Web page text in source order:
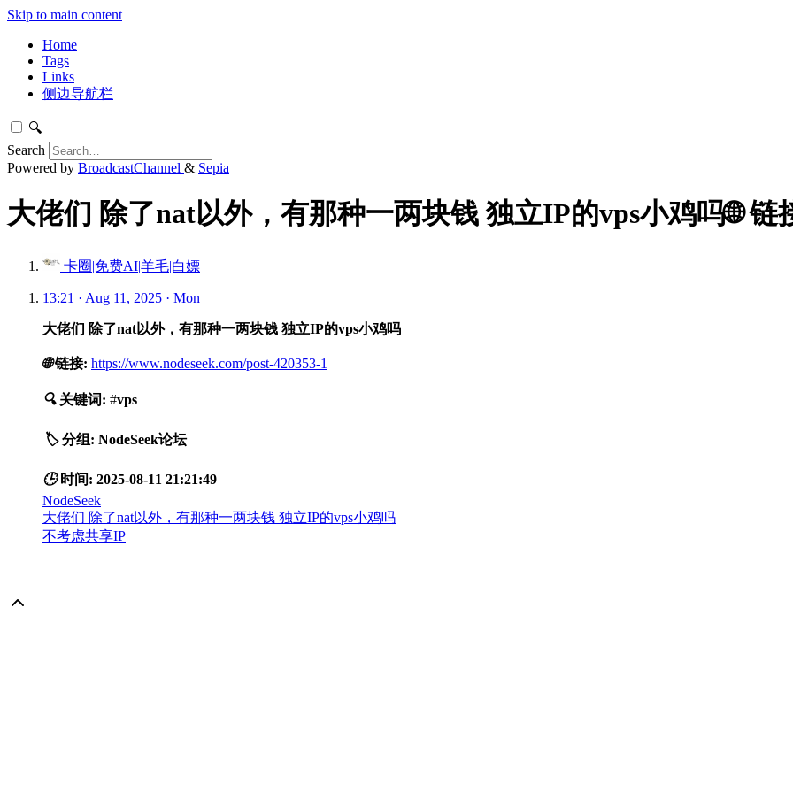
Skip to main content
Home
Tags
Links
侧边导航栏
🔍
Search
Powered by BroadcastChannel & Sepia
大佬们 除了nat以外，有那种一两块钱 独立IP的vps小鸡吗🌐 链
卡圈|免费AI|羊毛|白嫖
13:21 · Aug 11, 2025 · Mon
大佬们 除了nat以外，有那种一两块钱 独立IP的vps小鸡吗
🌐 链接: https://www.nodeseek.com/post-420353-1
🔍 关键词: #vps
🏷️ 分组: NodeSeek论坛
🕒 时间: 2025-08-11 21:21:49
NodeSeek
大佬们 除了nat以外，有那种一两块钱 独立IP的vps小鸡吗
不考虑共享IP